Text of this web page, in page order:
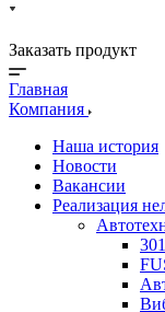
Заказать продукт
Главная
Компания
Наша история
Новости
Вакансии
Реализация